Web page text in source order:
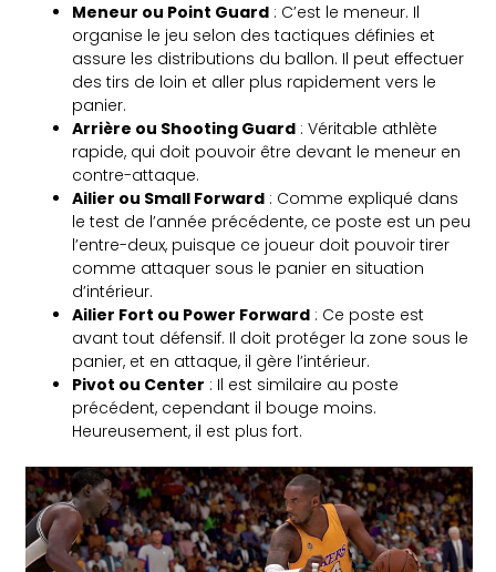
Meneur ou Point Guard : C’est le meneur. Il
organise le jeu selon des tactiques définies et
assure les distributions du ballon. Il peut effectuer
des tirs de loin et aller plus rapidement vers le
panier.
Arrière ou Shooting Guard : Véritable athlète
rapide, qui doit pouvoir être devant le meneur en
contre-attaque.
Ailier ou Small Forward : Comme expliqué dans
le test de l’année précédente, ce poste est un peu
l’entre-deux, puisque ce joueur doit pouvoir tirer
comme attaquer sous le panier en situation
d’intérieur.
Ailier Fort ou Power Forward : Ce poste est
avant tout défensif. Il doit protéger la zone sous le
panier, et en attaque, il gère l’intérieur.
Pivot ou Center : Il est similaire au poste
précédent, cependant il bouge moins.
Heureusement, il est plus fort.